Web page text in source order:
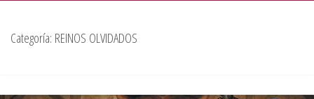
Categoría: REINOS OLVIDADOS